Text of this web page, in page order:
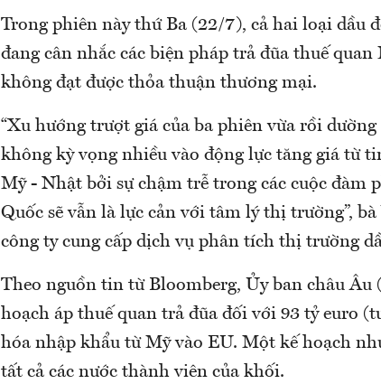
Trong phiên này thứ Ba (22/7), cả hai loại dầu
đang cân nhắc các biện pháp trả đũa thuế
không đạt được thỏa thuận thương mại.
“Xu hướng trượt giá của ba phiên vừa rồi
không kỳ vọng nhiều vào động lực tăng giá từ
Mỹ - Nhật bởi sự chậm trễ trong các cuộc đàm
Quốc sẽ vẫn là lực cản với tâm lý thị trường”,
công ty cung cấp dịch vụ phân tích thị trường
Theo nguồn tin từ Bloomberg, Ủy ban châu Âu
hoạch áp thuế quan trả đũa đối với 93 tỷ euro
hóa nhập khẩu từ Mỹ vào EU. Một kế hoạch
tất cả các nước thành viên của khối.